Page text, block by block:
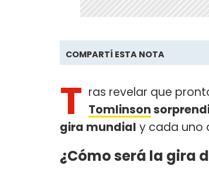
COMPARTÍ ESTA NOTA
T ras revelar que
Tomlinson
gira mundial y cada uno
¿Cómo será la gira